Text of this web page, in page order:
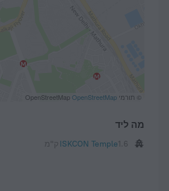
© תורמי OpenStreetMap OpenStreetMap
מה ליד
ISKCON Temple1.6 ק"מ